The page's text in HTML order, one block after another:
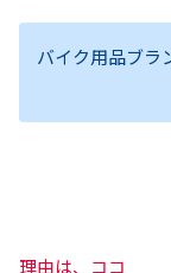
バイク用品ブラ
理由は、ココ